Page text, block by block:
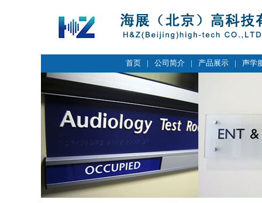
首页 | 公司简介 | 产品展示 | 声学